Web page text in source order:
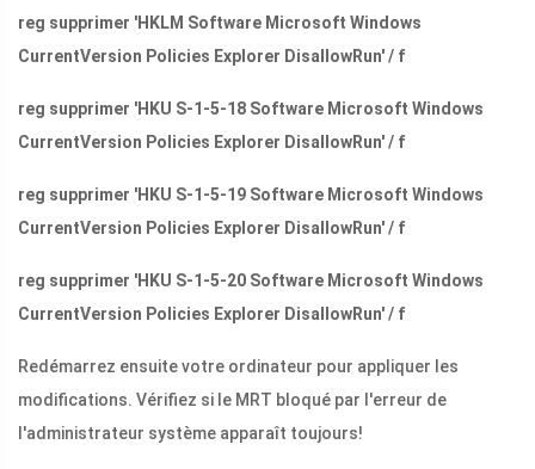
reg supprimer 'HKLM Software Microsoft Windows
CurrentVersion Policies Explorer DisallowRun' / f
reg supprimer 'HKU S-1-5-18 Software Microsoft Windows
CurrentVersion Policies Explorer DisallowRun' / f
reg supprimer 'HKU S-1-5-19 Software Microsoft Windows
CurrentVersion Policies Explorer DisallowRun' / f
reg supprimer 'HKU S-1-5-20 Software Microsoft Windows
CurrentVersion Policies Explorer DisallowRun' / f
Redémarrez ensuite votre ordinateur pour appliquer les
modifications. Vérifiez si le MRT bloqué par l'erreur de
l'administrateur système apparaît toujours!